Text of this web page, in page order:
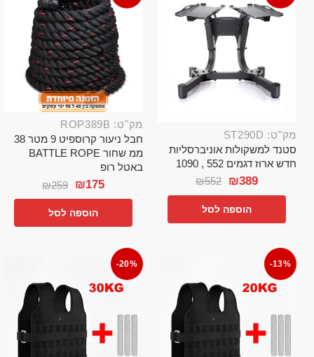
מק"ט: ST290D
סטנד למשקולות אוניברסליות
חדש ארוז דגמים 552 , 1090
₪552 ₪389
הוספה לסל
מק"ט: ROP389B
חבל ניעור קרוספיט 9 מטר 38
ממ שחור BATTLE ROPE
באטל רופ
₪259 ₪175
הוספה לסל
-13%
-20%